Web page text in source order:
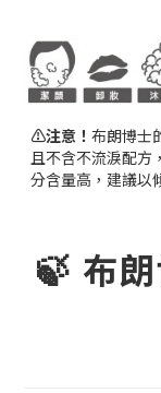
⚠注意！ 布朗博士
且不含不流淚配方
分含量高，建議以
🍃 布